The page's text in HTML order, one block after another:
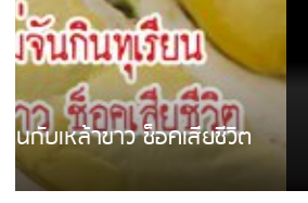
ชาวเน็ตฮา! รถเครื่องแม่สาย
แล้วหนี พบเสาหัก เบรคหัก ห